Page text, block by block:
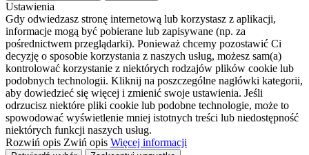
Ustawienia
Gdy odwiedzasz stronę internetową lub korzystasz z aplikacji,
informacje mogą być pobierane lub zapisywane (np. za
pośrednictwem przeglądarki). Ponieważ chcemy pozostawić Ci
decyzję o sposobie korzystania z naszych usług, możesz sam(a)
kontrolować korzystanie z niektórych rodzajów plików cookie lub
podobnych technologii. Kliknij na poszczególne nagłówki kategorii,
aby dowiedzieć się więcej i zmienić swoje ustawienia. Jeśli
odrzucisz niektóre pliki cookie lub podobne technologie, może to
spowodować wyświetlenie mniej istotnych treści lub niedostępność
niektórych funkcji naszych usług.
Rozwiń opis Zwiń opis Więcej informacji